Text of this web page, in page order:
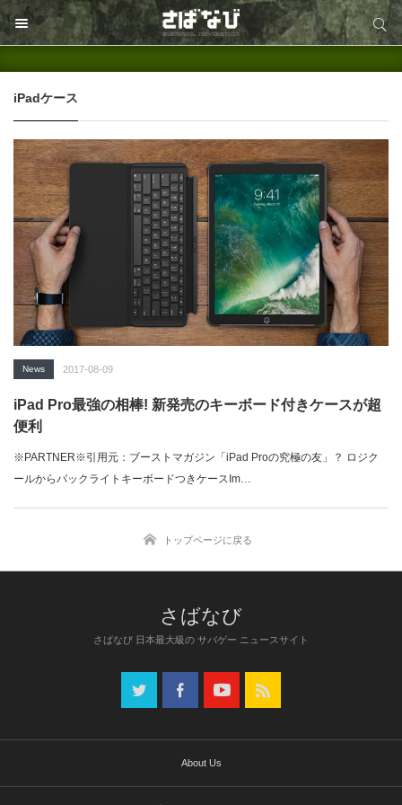
サイト内検索
iPadケース
News 2017-08-09
iPad Pro最強の相棒! 新発売のキーボード付きケースが超
便利
※PARTNER※引用元：ブーストマガジン「iPad Proの究極の友」？ ロジク
ールからバックライトキーボードつきケースIm…
トップページに戻る
さばなび 日本最大級の サバゲー ニュースサイト
About Us
サイト内検索